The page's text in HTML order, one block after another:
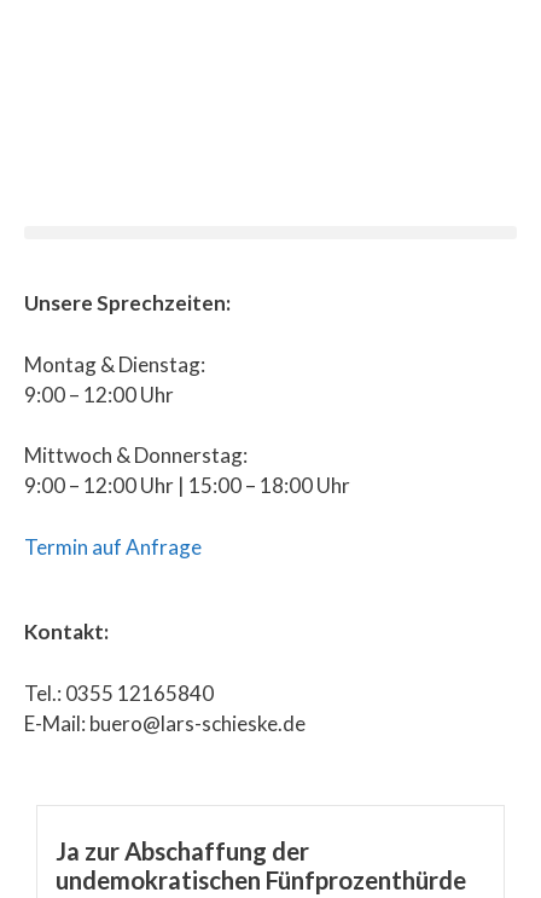
Unsere Sprechzeiten:
Montag & Dienstag:
9:00 – 12:00 Uhr
Mittwoch & Donnerstag:
9:00 – 12:00 Uhr | 15:00 – 18:00 Uhr
Termin auf Anfrage
Kontakt:
Tel.: 0355 12165840
E-Mail: buero@lars-schieske.de
Ja zur Abschaffung der
undemokratischen Fünfprozenthürde